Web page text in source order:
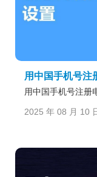
用中国手机号注
用中国手机号注册
2025 年 08 月 10